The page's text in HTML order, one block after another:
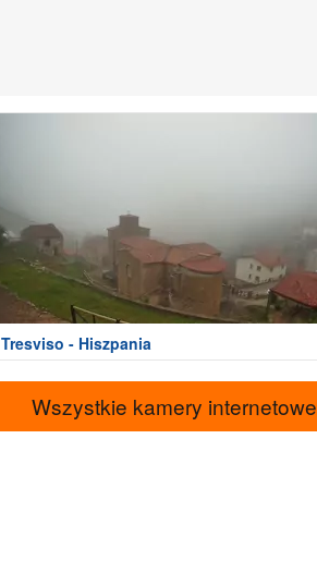
Tresviso - Hiszpania
Wszystkie kamery internetowe